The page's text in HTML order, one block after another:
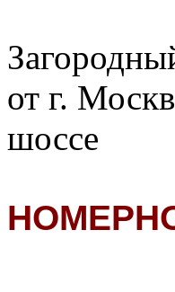
от г.
шоссе